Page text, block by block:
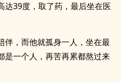
达39度，取了药，最后坐在医
伴，而他就孤身一人，坐在最
是一个人，再苦再累都熬过来